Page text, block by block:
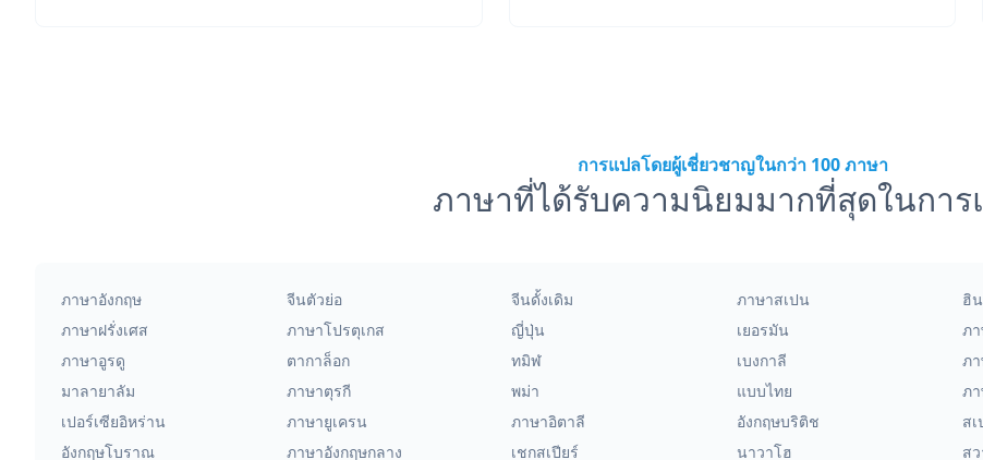
การแปลโดยผู้เชี่ยวชาญในกว่า 100 ภาษา
ภาษาที่ได้รับความนิยมมากที่สุดในการ
ภาษาอังกฤษ จีนตัวย่อ จีนดั้งเดิม ภาษาสเปน ฮิ
ภาษาฝรั่งเศส
ภาษาโปรตุเกส ญี่ปุ่น เยอรมัน ภ
ภาษาอูรดู
ตากาล็อก ทมิฬ เบงกาลี ภ
มาลายาลัม
ภาษาตุรกี พม่า แบบไทย ภ
เปอร์เซียอิหร่าน
ภาษายูเครน ภาษาอิตาลี อังกฤษบริติช ส
อังกฤษโบราณ
ภาษาอังกฤษกลาง เชกสเปียร์ นาวาโฮ ส